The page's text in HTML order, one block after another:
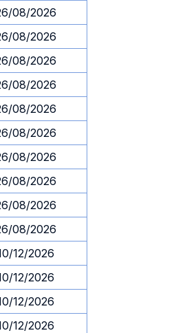
08/2026
08/2026
08/2026
08/2026
08/2026
08/2026
08/2026
08/2026
08/2026
08/2026
12/2026
12/2026
12/2026
12/2026